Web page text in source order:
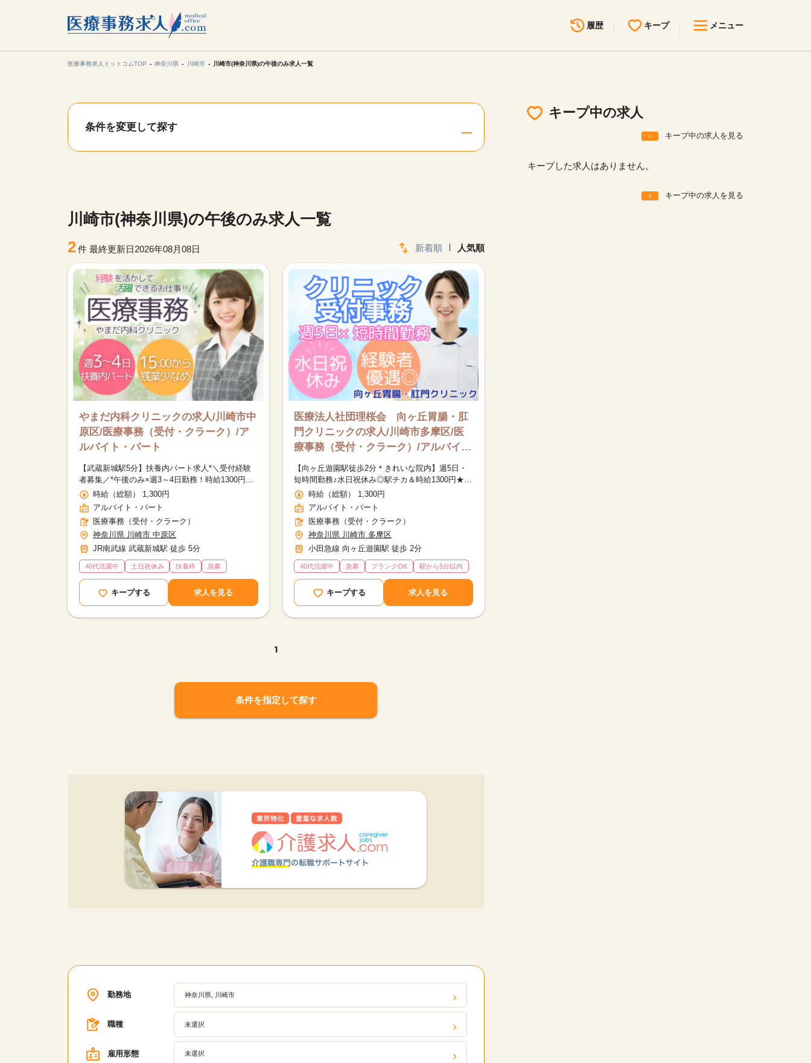
履歴 キープ メニュー
見学会・イベント情報
医療事務求人ドットコムTOP 神奈川県 川崎市 川崎市(神奈川県)の午後のみ求人一覧
条件を変更して探す
川崎市(神奈川県)の午後のみ求人一覧
2件 最終更新日2026年08月08日 新着順 人気順
やまだ内科クリニックの求人/川崎市中
原区/医療事務（受付・クラーク）/ア
ルバイト・パート
【武蔵新城駅5分】扶養内パート求人*＼受付経験
者募集／*午後のみ×週3～4日勤務！時給1300円～
＋交通費別途支給｜土日祝休み｜長期休暇もあり♪
時給（総額） 1,300円
アルバイト・パート
医療事務（受付・クラーク）
神奈川県 川崎市 中原区
JR南武線 武蔵新城駅 徒歩 5分
40代活躍中 土日祝休み 扶養枠 急募
キープする 求人を見る
医療法人社団理桜会 向ヶ丘胃腸・肛
門クリニックの求人/川崎市多摩区/医
療事務（受付・クラーク）/アルバイ
ト・パート
【向ヶ丘遊園駅徒歩2分＊きれいな院内】週5日・
短時間勤務♪水日祝休み◎駅チカ＆時給1300円★経
験を活かせるクリニック受付事務
時給（総額） 1,300円
アルバイト・パート
医療事務（受付・クラーク）
神奈川県 川崎市 多摩区
小田急線 向ヶ丘遊園駅 徒歩 2分
40代活躍中 急募 ブランクOK 駅から5分以内
キープする 求人を見る
1
条件を指定して探す
勤務地 神奈川県, 川崎市
職種 未選択
雇用形態 未選択
キープ中の求人
キープ中の求人を見る
キープした求人はありません。
キープ中の求人を見る